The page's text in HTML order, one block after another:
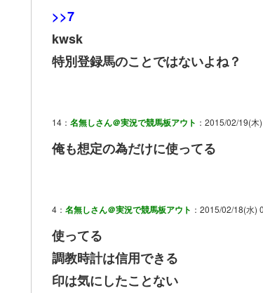
>>7
kwsk
特別登録馬のことではないよね？
14： 名無しさん＠実況で競馬板アウト ：2015/02/19(
俺も想定の為だけに使ってる
4： 名無しさん＠実況で競馬板アウト ：2015/02/18(水)
使ってる
調教時計は信用できる
印は気にしたことない